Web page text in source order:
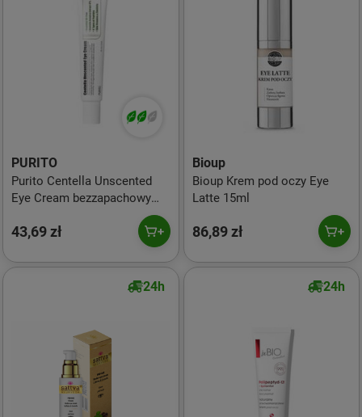
PURITO
Purito Centella Unscented
Eye Cream bezzapachowy
43,69 zł
Bioup
Bioup Krem pod oczy Eye
Latte 15ml
86,89 zł
24h 24h